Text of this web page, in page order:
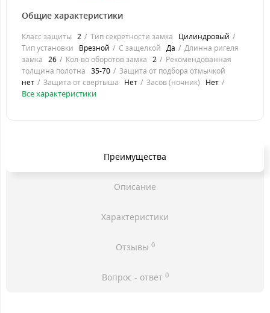
Общие характеристики
Класс защиты 2 Тип секретности замка
Цилиндровый
Тип установки
Врезной С защелкой Да
Длинна ригеля
замка 26 Кол-во оборотов замка 2
Рекомендованная
толщина полотна 35-70
Защита от подбора отмычкой
нет
Защита от свертыша Нет Засов (ночник) Нет
Все характеристики
Преимущества
Описание
Характеристики
Отзывы 0
Вопрос - ответ 0